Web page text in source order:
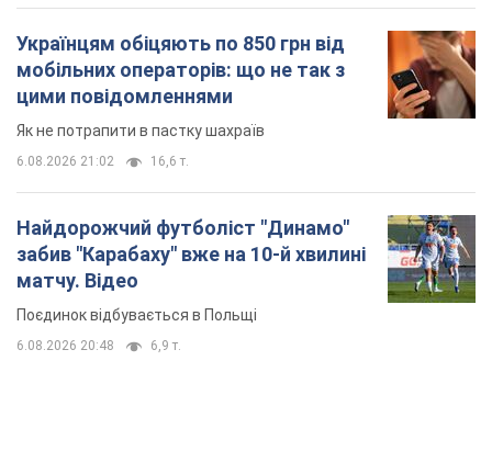
Українцям обіцяють по 850 грн від
мобільних операторів: що не так з
цими повідомленнями
Як не потрапити в пастку шахраїв
6.08.2026 21:02 16,6 т.
Найдорожчий футболіст "Динамо"
забив "Карабаху" вже на 10-й хвилині
матчу. Відео
Поєдинок відбувається в Польщі
6.08.2026 20:48 6,9 т.